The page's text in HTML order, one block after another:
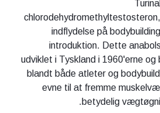
indflydelse på
introduktion. Dette
udviklet i Tyskland i 1960'erne
blandt både atleter og
evne til at fremme
betydelig